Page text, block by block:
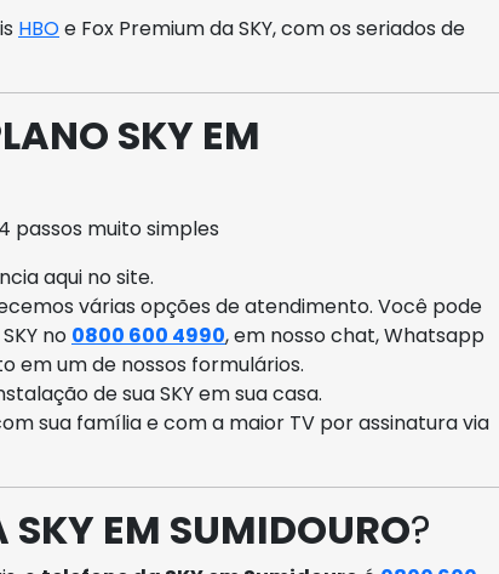
HBOe Fox Premium da SKY, com os seriados de
SKY EM
passos muito simples
aqui no site.
várias opções de atendimento. Você pode
no 0800 600 4990, em nosso chat, Whatsapp
em um de nossos formulários.
de sua SKY em sua casa.
sua família e com a maior TV por assinatura via
SKY EM SUMIDOURO?